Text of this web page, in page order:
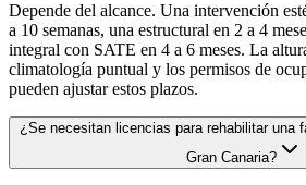
Depende del alcance. Una intervención
a 10 semanas, una estructural en 2 a 4
integral con SATE en 4 a 6 meses. La
climatología puntual y los permisos de
pueden ajustar estos plazos.
¿Se necesitan licencias para rehabilitar una
Gran Canaria?